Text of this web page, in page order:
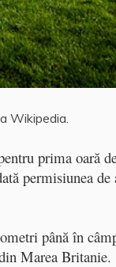
Wikipedia.
prima oară
permisiunea
până în
Marea Britanie.